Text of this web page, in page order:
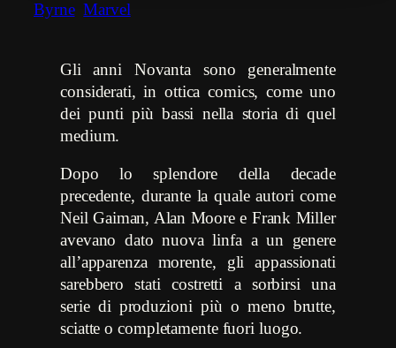
Byrne Marvel
Gli anni Novanta sono generalmente
considerati, in ottica comics, come uno
dei punti più bassi nella storia di quel
medium.
Dopo lo splendore della decade
precedente, durante la quale autori come
Neil Gaiman, Alan Moore e Frank Miller
avevano dato nuova linfa a un genere
all’apparenza morente, gli appassionati
sarebbero stati costretti a sorbirsi una
serie di produzioni più o meno brutte,
sciatte o completamente fuori luogo.